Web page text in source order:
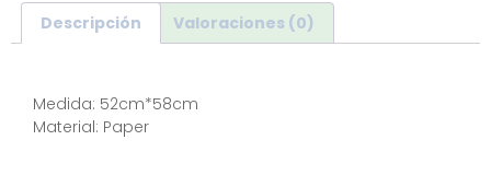
Descripción Valoraciones (0)
Medida: 52cm*58cm
Material: Paper